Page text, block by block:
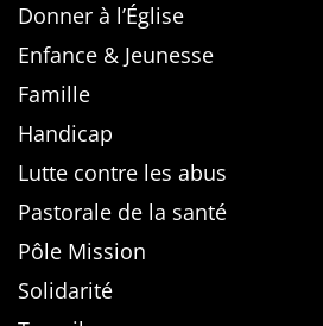
Donner à l’Église
Enfance & Jeunesse
Famille
Handicap
Lutte contre les abus
Pastorale de la santé
Pôle Mission
Solidarité